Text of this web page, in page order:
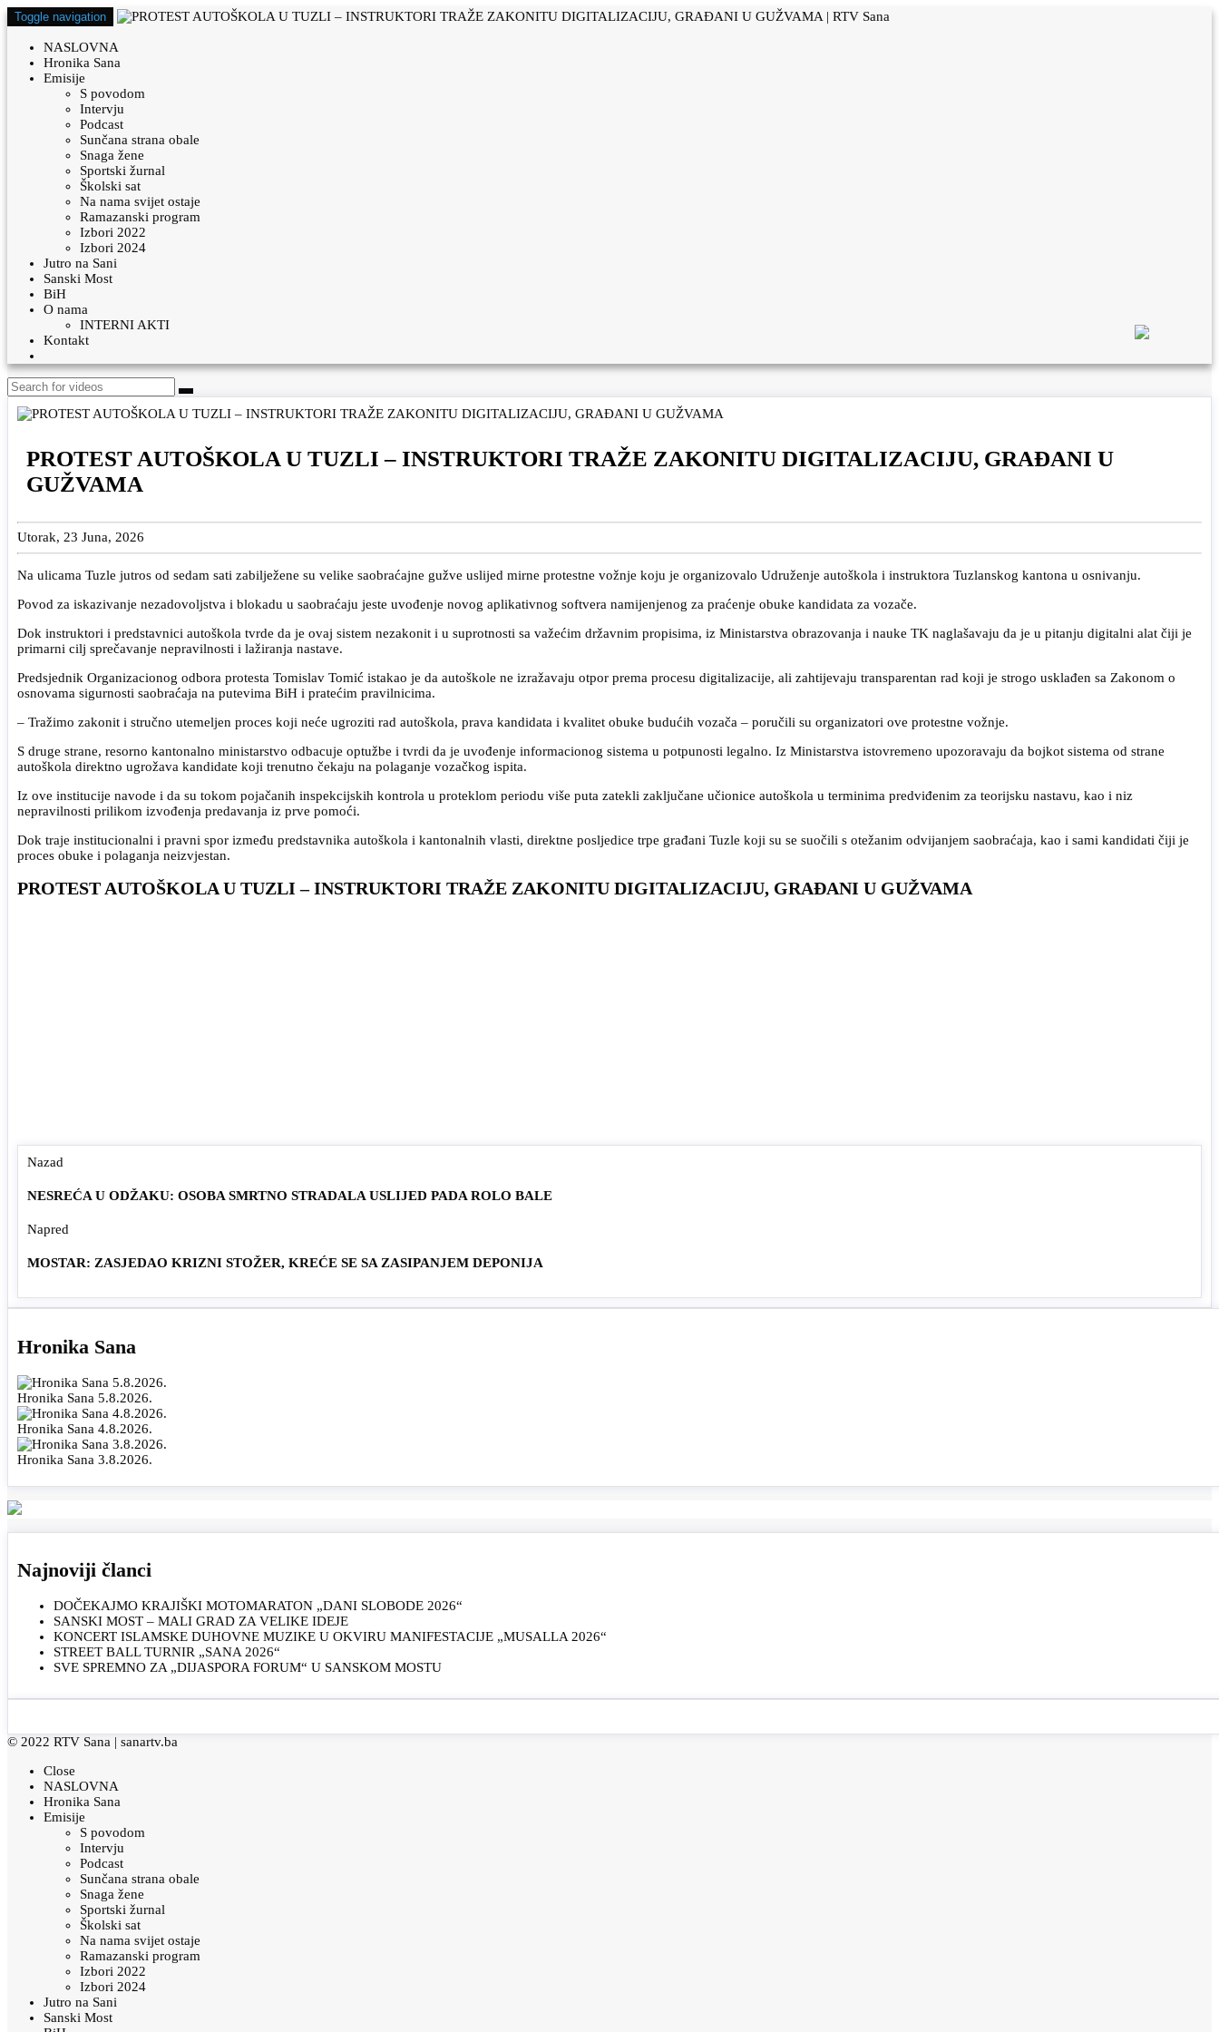
Toggle navigation
NASLOVNA
Hronika Sana
Emisije
S povodom
Intervju
Podcast
Sunčana strana obale
Snaga žene
Sportski žurnal
Školski sat
Na nama svijet ostaje
Ramazanski program
Izbori 2022
Izbori 2024
Jutro na Sani
Sanski Most
BiH
O nama
INTERNI AKTI
Kontakt
PROTEST AUTOŠKOLA U TUZLI – INSTRUKTORI TRAŽE ZAKONITU DIGITALIZACIJU, GRAĐANI U
GUŽVAMA
Utorak, 23 Juna, 2026
Na ulicama Tuzle jutros od sedam sati zabilježene su velike saobraćajne gužve uslijed mirne protestne vožnje koju je organizovalo Udruženje autoškola i instruktora Tuzlanskog kantona u osnivanju.
Povod za iskazivanje nezadovoljstva i blokadu u saobraćaju jeste uvođenje novog aplikativnog softvera namijenjenog za praćenje obuke kandidata za vozače.
Dok instruktori i predstavnici autoškola tvrde da je ovaj sistem nezakonit i u suprotnosti sa važećim državnim propisima, iz Ministarstva obrazovanja i nauke TK naglašavaju da je u pitanju digitalni alat čiji je
primarni cilj sprečavanje nepravilnosti i lažiranja nastave.
Predsjednik Organizacionog odbora protesta Tomislav Tomić istakao je da autoškole ne izražavaju otpor prema procesu digitalizacije, ali zahtijevaju transparentan rad koji je strogo usklađen sa Zakonom o
osnovama sigurnosti saobraćaja na putevima BiH i pratećim pravilnicima.
– Tražimo zakonit i stručno utemeljen proces koji neće ugroziti rad autoškola, prava kandidata i kvalitet obuke budućih vozača – poručili su organizatori ove protestne vožnje.
S druge strane, resorno kantonalno ministarstvo odbacuje optužbe i tvrdi da je uvođenje informacionog sistema u potpunosti legalno. Iz Ministarstva istovremeno upozoravaju da bojkot sistema od strane
autoškola direktno ugrožava kandidate koji trenutno čekaju na polaganje vozačkog ispita.
Iz ove institucije navode i da su tokom pojačanih inspekcijskih kontrola u proteklom periodu više puta zatekli zaključane učionice autoškola u terminima predviđenim za teorijsku nastavu, kao i niz
nepravilnosti prilikom izvođenja predavanja iz prve pomoći.
Dok traje institucionalni i pravni spor između predstavnika autoškola i kantonalnih vlasti, direktne posljedice trpe građani Tuzle koji su se suočili s otežanim odvijanjem saobraćaja, kao i sami kandidati čiji je
proces obuke i polaganja neizvjestan.
PROTEST AUTOŠKOLA U TUZLI – INSTRUKTORI TRAŽE ZAKONITU DIGITALIZACIJU, GRAĐANI U GUŽVAMA
Nazad
NESREĆA U ODŽAKU: OSOBA SMRTNO STRADALA USLIJED PADA ROLO BALE
Napred
MOSTAR: ZASJEDAO KRIZNI STOŽER, KREĆE SE SA ZASIPANJEM DEPONIJA
Hronika Sana
Hronika Sana 5.8.2026.
Hronika Sana 4.8.2026.
Hronika Sana 3.8.2026.
Najnoviji članci
DOČEKAJMO KRAJIŠKI MOTOMARATON „DANI SLOBODE 2026“
SANSKI MOST – MALI GRAD ZA VELIKE IDEJE
KONCERT ISLAMSKE DUHOVNE MUZIKE U OKVIRU MANIFESTACIJE „MUSALLA 2026“
STREET BALL TURNIR „SANA 2026“
SVE SPREMNO ZA „DIJASPORA FORUM“ U SANSKOM MOSTU
© 2022 RTV Sana | sanartv.ba
Close
NASLOVNA
Hronika Sana
Emisije
S povodom
Intervju
Podcast
Sunčana strana obale
Snaga žene
Sportski žurnal
Školski sat
Na nama svijet ostaje
Ramazanski program
Izbori 2022
Izbori 2024
Jutro na Sani
Sanski Most